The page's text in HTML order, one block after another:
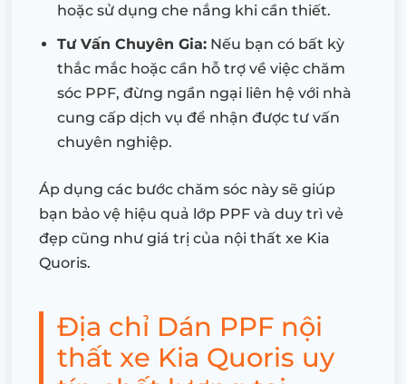
hoặc sử dụng che nắng khi cần thiết.
Tư Vấn Chuyên Gia: Nếu bạn có bất kỳ
thắc mắc hoặc cần hỗ trợ về việc chăm
sóc PPF, đừng ngần ngại liên hệ với nhà
cung cấp dịch vụ để nhận được tư vấn
chuyên nghiệp.
Áp dụng các bước chăm sóc này sẽ giúp
bạn bảo vệ hiệu quả lớp PPF và duy trì vẻ
đẹp cũng như giá trị của nội thất xe Kia
Quoris.
Địa chỉ Dán PPF nội
thất xe Kia Quoris uy